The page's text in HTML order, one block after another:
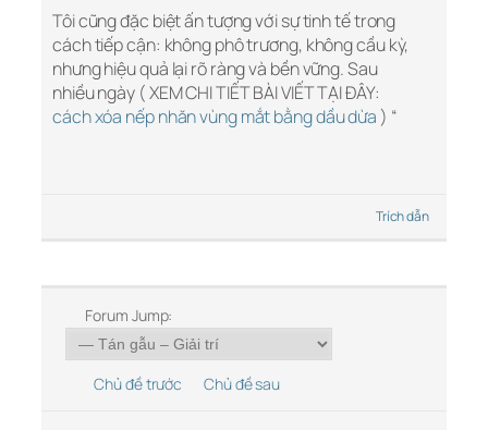
Tôi cũng đặc biệt ấn tượng với sự tinh tế trong
cách tiếp cận: không phô trương, không cầu kỳ,
nhưng hiệu quả lại rõ ràng và bền vững. Sau
nhiều ngày ( XEM CHI TIẾT BÀI VIẾT TẠI ĐÂY:
cách xóa nếp nhăn vùng mắt bằng dầu dừa ) “
Trích dẫn
Forum Jump:
Chủ đề trước Chủ đề sau